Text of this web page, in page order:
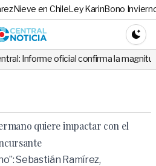
Nieve en ChileLey KarinBono
Central
confirma la magnitud y el origen
quiere impactar con el
Sebastián Ramírez,